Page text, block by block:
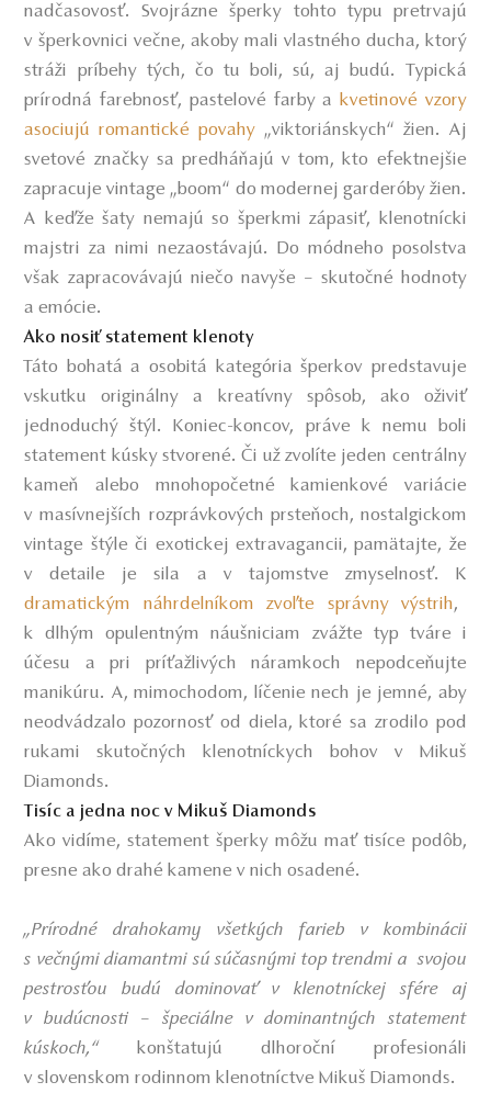
nadčasovosť. Svojrázne šperky tohto typu pretrvajú
v šperkovnici večne, akoby mali vlastného ducha, ktorý
stráži príbehy tých, čo tu boli, sú, aj budú. Typická
prírodná farebnosť, pastelové farby a kvetinové vzory
asociujú romantické povahy „viktoriánskych“ žien. Aj
svetové značky sa predháňajú v tom, kto efektnejšie
zapracuje vintage „boom“ do modernej garderóby žien.
A keďže šaty nemajú so šperkmi zápasiť, klenotnícki
majstri za nimi nezaostávajú. Do módneho posolstva
však zapracovávajú niečo navyše – skutočné hodnoty
a emócie.
Ako nosiť statement klenoty
Táto bohatá a osobitá kategória šperkov predstavuje
vskutku originálny a kreatívny spôsob, ako oživiť
jednoduchý štýl. Koniec-koncov, práve k nemu boli
statement kúsky stvorené. Či už zvolíte jeden centrálny
kameň alebo mnohopočetné kamienkové variácie
v masívnejších rozprávkových prsteňoch, nostalgickom
vintage štýle či exotickej extravagancii, pamätajte, že
v detaile je sila a v tajomstve zmyselnosť. K
dramatickým náhrdelníkom zvoľte správny výstrih,
k dlhým opulentným náušniciam zvážte typ tváre i
účesu a pri príťažlivých náramkoch nepodceňujte
manikúru. A, mimochodom, líčenie nech je jemné, aby
neodvádzalo pozornosť od diela, ktoré sa zrodilo pod
rukami skutočných klenotníckych bohov v Mikuš
Diamonds.
Tisíc a jedna noc v Mikuš Diamonds
Ako vidíme, statement šperky môžu mať tisíce podôb,
presne ako drahé kamene v nich osadené.
„Prírodné drahokamy všetkých farieb v kombinácii
s večnými diamantmi sú súčasnými top trendmi a svojou
pestrosťou budú dominovať v klenotníckej sfére aj
v budúcnosti – špeciálne v dominantných statement
kúskoch,“konštatujú dlhoroční profesionáli
v slovenskom rodinnom klenotníctve Mikuš Diamonds.